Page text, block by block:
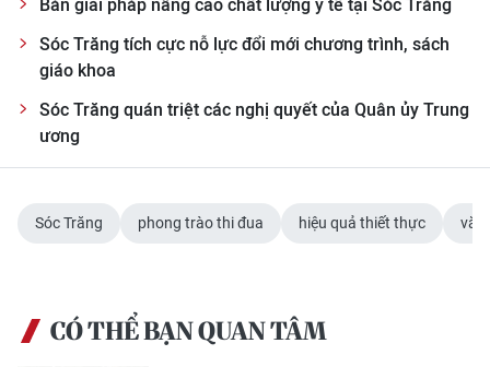
Bàn giải pháp nâng cao chất lượng y tế tại Sóc Trăng
Sóc Trăng tích cực nỗ lực đổi mới chương trình, sách
giáo khoa
Sóc Trăng quán triệt các nghị quyết của Quân ủy Trung
ương
Sóc Trăng phong trào thi đua hiệu quả thiết thực văn
CÓ THỂ BẠN QUAN TÂM